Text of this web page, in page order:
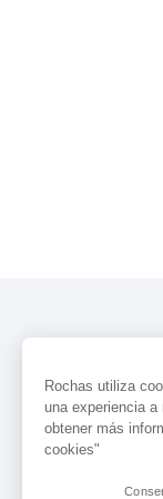
Rochas utiliza
una experiencia
obtener más
cookies"